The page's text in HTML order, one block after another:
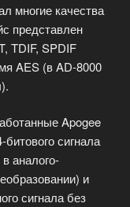
многие качества
представлен
TDIF, SPDIF
AES (в AD-8000
Apogee
сигнала
аналого-
и
сигнала без